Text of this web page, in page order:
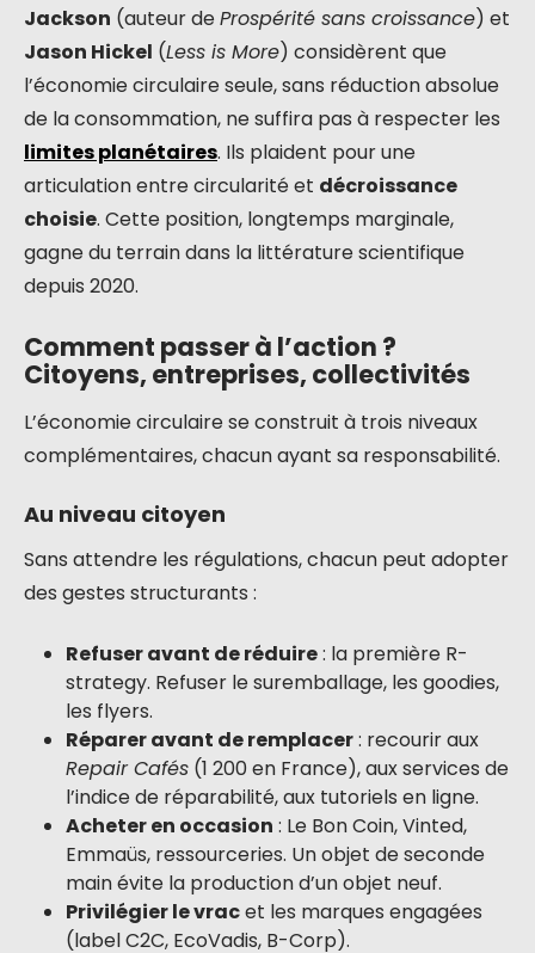
Jackson (auteur deProspérité sans croissance) et
Jason Hickel (Less is More) considèrent que
l’économie circulaire seule, sans réduction absolue
de la consommation, ne suffira pas à respecter les
limites planétaires. Ils plaident pour une
articulation entre circularité et décroissance
choisie. Cette position, longtemps marginale,
gagne du terrain dans la littérature scientifique
depuis 2020.
Comment passer à l’action ?
Citoyens, entreprises, collectivités
L’économie circulaire se construit à trois niveaux
complémentaires, chacun ayant sa responsabilité.
Au niveau citoyen
Sans attendre les régulations, chacun peut adopter
des gestes structurants :
Refuser avant de réduire: la première R-
strategy. Refuser le suremballage, les goodies,
les flyers.
Réparer avant de remplacer: recourir aux
Repair Cafés (1 200 en France), aux services de
l’indice de réparabilité, aux tutoriels en ligne.
Acheter en occasion : Le Bon Coin, Vinted,
Emmaüs, ressourceries. Un objet de seconde
main évite la production d’un objet neuf.
Privilégier le vracet les marques engagées
(label C2C, EcoVadis, B-Corp).